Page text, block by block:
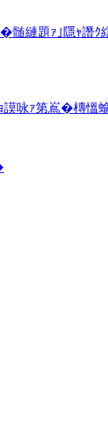
髄縺題ｧ｣隱ｬ譖
謨咏ｧ第嶌�槫慍